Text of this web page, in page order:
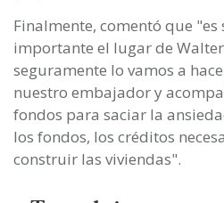
Finalmente, comentó que "es
importante el lugar de Walter
seguramente lo vamos a
nuestro embajador y
fondos para saciar la
los fondos, los créditos
construir las viviendas".